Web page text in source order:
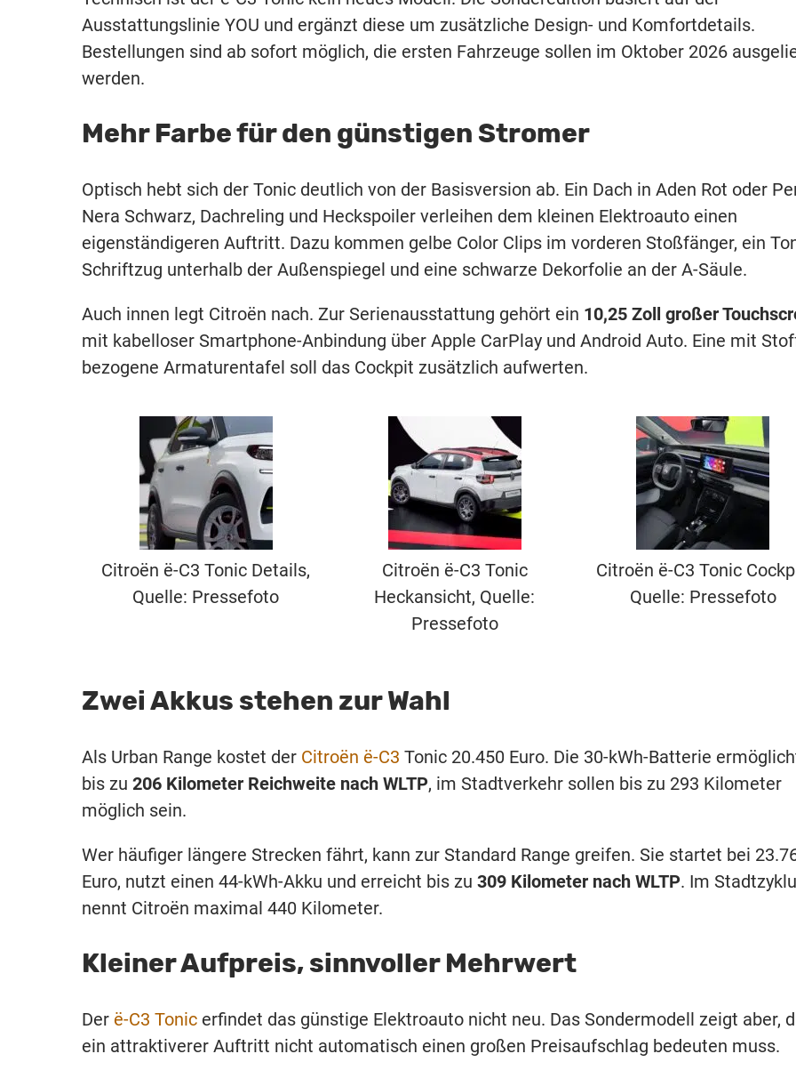
Ausstattungslinie YOU und ergänzt diese um zusätzliche Design- und Komfortdetails.
Bestellungen sind ab sofort möglich, die ersten Fahrzeuge sollen im Oktober 2026
werden.
Mehr Farbe für den günstigen Stromer
Optisch hebt sich der Tonic deutlich von der Basisversion ab. Ein Dach in Aden Rot oder
Nera Schwarz, Dachreling und Heckspoiler verleihen dem kleinen Elektroauto einen
eigenständigeren Auftritt. Dazu kommen gelbe Color Clips im vorderen Stoßfänger, ein
Schriftzug unterhalb der Außenspiegel und eine schwarze Dekorfolie an der A-Säule.
Auch innen legt Citroën nach. Zur Serienausstattung gehört ein 10,25 Zoll großer
mit kabelloser Smartphone-Anbindung über Apple CarPlay und Android Auto. Eine mit
bezogene Armaturentafel soll das Cockpit zusätzlich aufwerten.
Citroën ë-C3 Tonic Details,
Quelle: Pressefoto
Citroën ë-C3 Tonic
Heckansicht, Quelle:
Pressefoto
Citroën ë-C3 Tonic
Quelle: Pressefoto
Zwei Akkus stehen zur Wahl
Als Urban Range kostet der Citroën ë-C3 Tonic 20.450 Euro. Die 30-kWh-Batterie
bis zu 206 Kilometer Reichweite nach WLTP, im Stadtverkehr sollen bis zu 293 Kilometer
möglich sein.
Wer häufiger längere Strecken fährt, kann zur Standard Range greifen. Sie startet bei
Euro, nutzt einen 44-kWh-Akku und erreicht bis zu 309 Kilometer nach WLTP. Im
nennt Citroën maximal 440 Kilometer.
Kleiner Aufpreis, sinnvoller Mehrwert
Der ë-C3 Tonic erfindet das günstige Elektroauto nicht neu. Das Sondermodell zeigt aber,
ein attraktiverer Auftritt nicht automatisch einen großen Preisaufschlag bedeuten muss.